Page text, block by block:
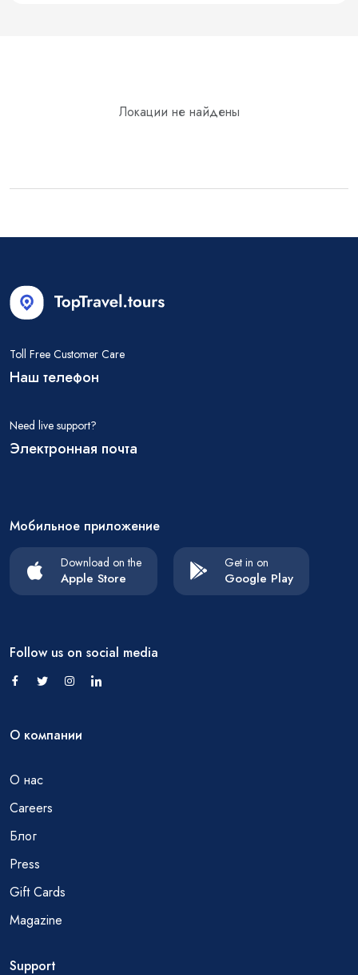
Локации не найдены
Toll Free Customer Care
Наш телефон
Need live support?
Электронная почта
Мобильное приложение
Download on the
Apple Store
Get in on
Google Play
Follow us on social media
О компании
О нас
Careers
Блог
Press
Gift Cards
Magazine
Support